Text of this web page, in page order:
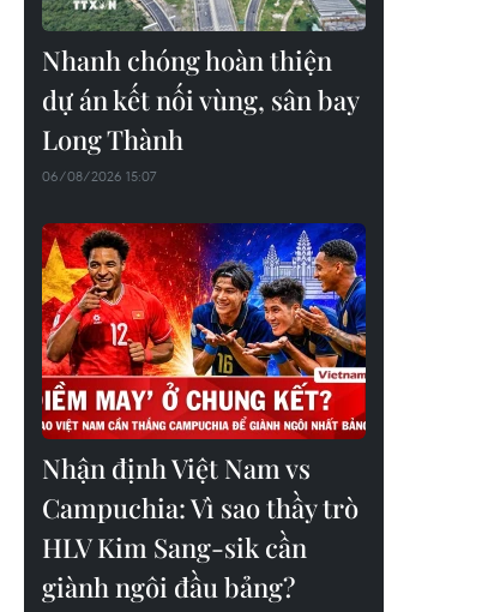
Nhanh chóng hoàn thiện
dự án kết nối vùng, sân bay
Long Thành
06/08/2026 15:07
Nhận định Việt Nam vs
Campuchia: Vì sao thầy trò
HLV Kim Sang-sik cần
giành ngôi đầu bảng?